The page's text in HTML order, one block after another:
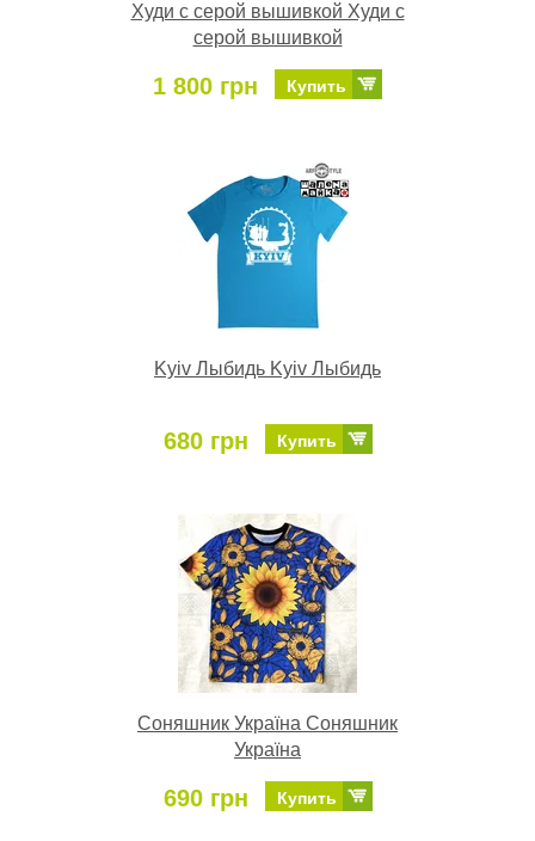
Худи с серой вышивкой Худи с
серой вышивкой
1 800 грн Купить
Kyiv Лыбидь Kyiv Лыбидь
680 грн Купить
Соняшник Україна Соняшник
Україна
690 грн Купить